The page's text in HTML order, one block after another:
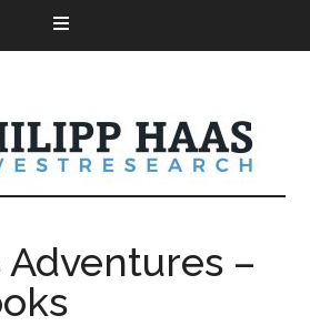
Adventures –